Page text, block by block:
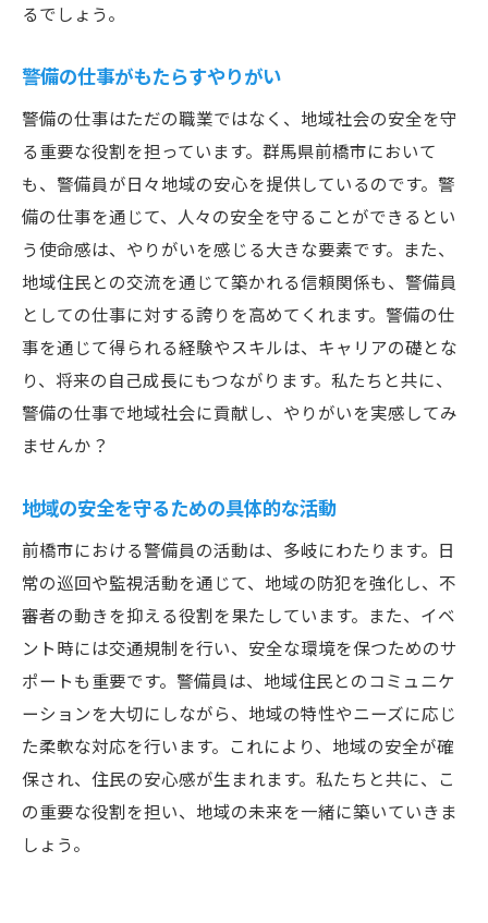
るでしょう。
警備の仕事がもたらすやりがい
警備の仕事はただの職業ではなく、地域社会の安全を守
る重要な役割を担っています。群馬県前橋市において
も、警備員が日々地域の安心を提供しているのです。警
備の仕事を通じて、人々の安全を守ることができるとい
う使命感は、やりがいを感じる大きな要素です。また、
地域住民との交流を通じて築かれる信頼関係も、警備員
としての仕事に対する誇りを高めてくれます。警備の仕
事を通じて得られる経験やスキルは、キャリアの礎とな
り、将来の自己成長にもつながります。私たちと共に、
警備の仕事で地域社会に貢献し、やりがいを実感してみ
ませんか？
地域の安全を守るための具体的な活動
前橋市における警備員の活動は、多岐にわたります。日
常の巡回や監視活動を通じて、地域の防犯を強化し、不
審者の動きを抑える役割を果たしています。また、イベ
ント時には交通規制を行い、安全な環境を保つためのサ
ポートも重要です。警備員は、地域住民とのコミュニケ
ーションを大切にしながら、地域の特性やニーズに応じ
た柔軟な対応を行います。これにより、地域の安全が確
保され、住民の安心感が生まれます。私たちと共に、こ
の重要な役割を担い、地域の未来を一緒に築いていきま
しょう。